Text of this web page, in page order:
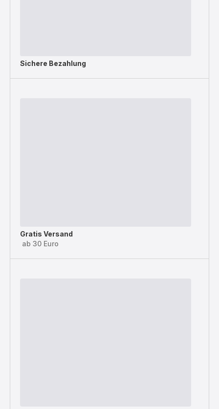
Sichere Bezahlung
Gratis Versand
ab 30 Euro